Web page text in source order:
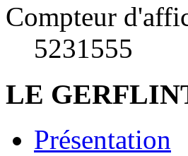
Compteur
5231555
LE
Présentation